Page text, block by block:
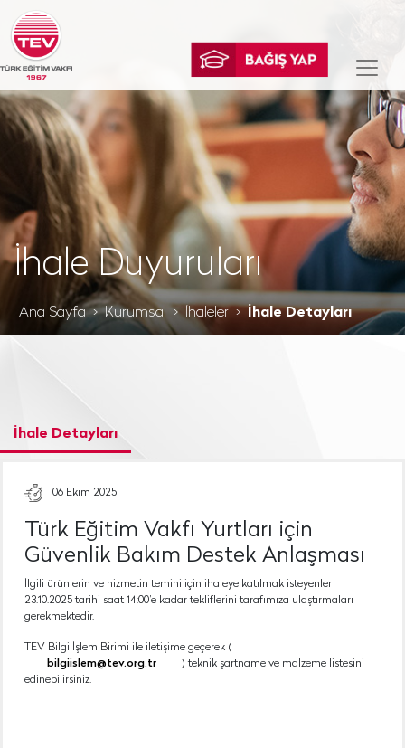
İhale Duyuruları
Ana Sayfa Kurumsal İhaleler İhale Detayları
İhale Detayları
06 Ekim 2025
Türk Eğitim Vakfı Yurtları için
Güvenlik Bakım Destek Anlaşması
İlgili ürünlerin ve hizmetin temini için ihaleye katılmak isteyenler
23.10.2025 tarihi saat 14:00’e kadar tekliflerini tarafımıza ulaştırmaları
gerekmektedir.
TEV Bilgi İşlem Birimi ile iletişime geçerek (
bilgiislem@tev.org.tr
) teknik şartname ve malzeme listesini
edinebilirsiniz.